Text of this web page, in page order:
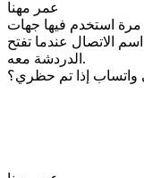
عمر مهنا
استخدم فيها جهات
الاتصال عندما تفتح
الدردشة معه.
واتساب إذا تم حظري؟